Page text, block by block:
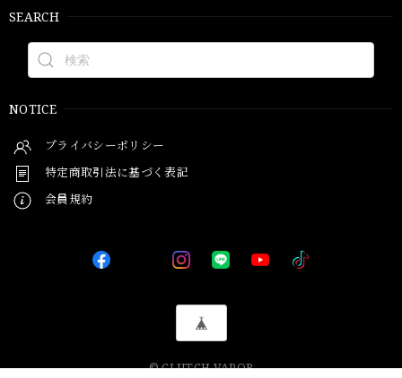
SEARCH
NOTICE
プライバシーポリシー
特定商取引法に基づく表記
会員規約
© CLUTCH VAPOR